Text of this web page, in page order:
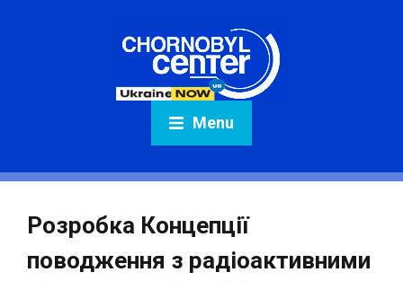
Menu
Розробка Концепції
поводження з радіоактивними